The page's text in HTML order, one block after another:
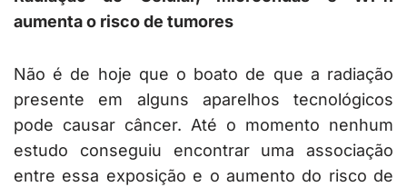
aumenta o risco de tumores
Não é de hoje que o boato de que a radiação
presente em alguns aparelhos tecnológicos
pode causar câncer. Até o momento nenhum
estudo conseguiu encontrar uma associação
entre essa exposição e o aumento do risco de